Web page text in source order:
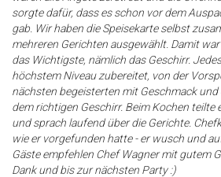
sorgte dafür, dass es schon vor dem
gab. Wir haben die Speisekarte selbst
mehreren Gerichten ausgewählt. Damit
das Wichtigste, nämlich das Geschirr.
höchstem Niveau zubereitet, von der
nächsten begeisterten mit Geschmack und
dem richtigen Geschirr. Beim Kochen teilte
und sprach laufend über die Gerichte.
wie er vorgefunden hatte - er wusch und
Gäste empfehlen Chef Wagner mit gutem
Dank und bis zur nächsten Party :)